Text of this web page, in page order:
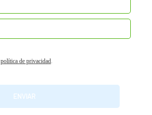
política de privacidad.